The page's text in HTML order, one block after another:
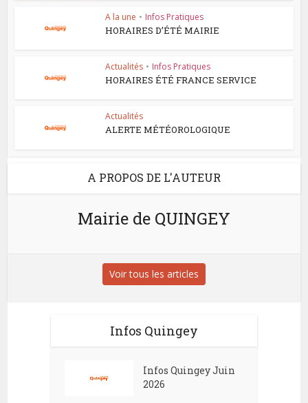
A la une • Infos Pratiques
HORAIRES D’ÉTÉ MAIRIE
Actualités • Infos Pratiques
HORAIRES ÉTÉ FRANCE SERVICE
Actualités
ALERTE MÉTÉOROLOGIQUE
A PROPOS DE L'AUTEUR
Mairie de QUINGEY
Voir tous les articles
Infos Quingey
Infos Quingey Juin
2026